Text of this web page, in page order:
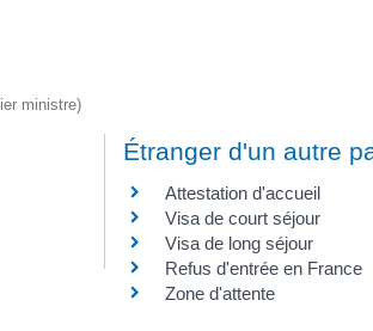
ministre)
Étranger d'un autre
Attestation d'accueil
Visa de court séjour
Visa de long séjour
Refus d'entrée en France
Zone d'attente